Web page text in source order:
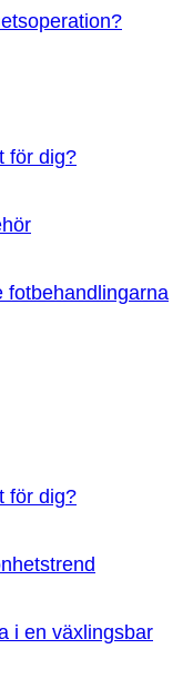
för dig?
fotbehandlingarna
för dig?
i en växlingsbar